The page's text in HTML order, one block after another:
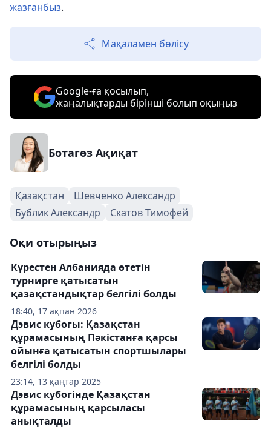
жазғанбыз.
Мақаламен бөлісу
Google-ға қосылып,
жаңалықтарды бірінші болып оқыңыз
Ботагөз Ақиқат
Қазақстан
Шевченко Александр
Бублик Александр
Скатов Тимофей
Оқи отырыңыз
18:40, 17 ақпан 2026
Күрестен Албанияда өтетін
турнирге қатысатын
қазақстандықтар белгілі болды
23:14, 13 қаңтар 2025
Дэвис кубогы: Қазақстан
құрамасының Пәкістанға қарсы
ойынға қатысатын спортшылары
белгілі болды
Дэвис кубогінде Қазақстан
құрамасының қарсыласы
анықталды